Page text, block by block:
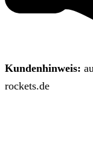
Kundenhinweis:
rockets.de